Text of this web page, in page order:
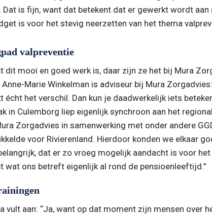
Dat is fijn, want dat betekent dat er gewerkt wordt
is voor het stevig neerzetten van het thema
valpreventie
dit mooi en goed werk is, daar zijn ze het bij Mura
Anne-Marie Winkelman is adviseur bij Mura
écht het verschil. Dan kun je daadwerkelijk iets
in Culemborg liep eigenlijk synchroon aan het
Zorgadvies in samenwerking met onder andere
voor Rivierenland. Hierdoor konden we elkaar
dat er zo vroeg mogelijk aandacht is voor
wat ons betreft eigenlijk al rond de pensioenleeftijd.”
vult aan: “Ja, want op dat moment zijn mensen over